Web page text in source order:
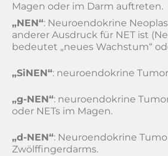
Magen oder im Darm auftreten.
„NEN“: Neuroendokrine
anderer Ausdruck für NET ist
bedeutet „neues Wachstum“
„SiNEN“: neuroendokrine
„g-NEN“: neuroendokrine
oder NETs im Magen.
„d-NEN“: Neuroendokrine
Zwölffingerdarms.